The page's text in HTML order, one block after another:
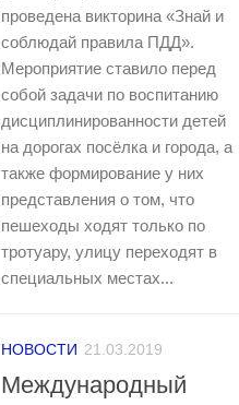
проведена викторина «Знай и
соблюдай правила ПДД».
Мероприятие ставило перед
собой задачи по воспитанию
дисциплинированности детей
на дорогах посёлка и города, а
также формирование у них
представления о том, что
пешеходы ходят только по
тротуару, улицу переходят в
специальных местах...
НОВОСТИ 21.03.2019
Международный